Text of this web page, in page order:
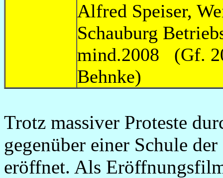
Alfred
Schauburg
mind.2008 (Gf.
Behnke)
Trotz massiver Proteste
gegenüber einer Schule
eröffnet. Als